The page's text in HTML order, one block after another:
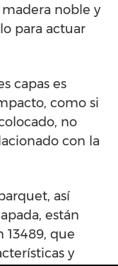
noble y
para actuar
capas es
como si
no
con la
así
están
13489, que
y